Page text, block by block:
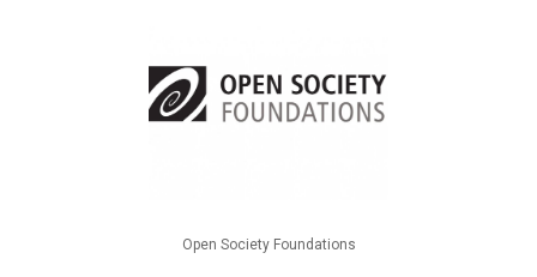
Open Society Foundations